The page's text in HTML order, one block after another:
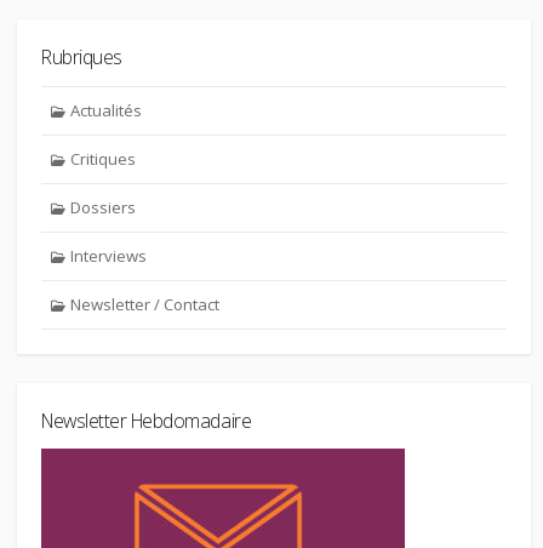
Rubriques
Actualités
Critiques
Dossiers
Interviews
Newsletter / Contact
Newsletter Hebdomadaire